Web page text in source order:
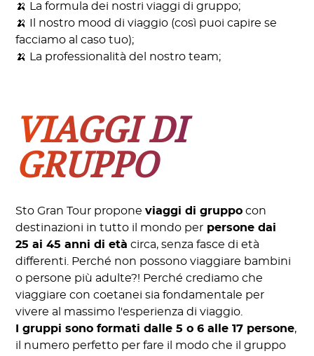
🍌 La formula dei nostri viaggi di gruppo;
🍌 Il nostro mood di viaggio (così puoi capire se
facciamo al caso tuo);
🍌 La professionalità del nostro team;
VIAGGI DI
GRUPPO
Sto Gran Tour proponeviaggi di gruppo con
destinazioni in tutto il mondo per persone dai
25 ai 45 anni di età circa, senza fasce di età
differenti. Perché non possono viaggiare bambini
o persone più adulte?! Perché crediamo che
viaggiare con coetanei sia fondamentale per
vivere al massimo l'esperienza di viaggio.
I gruppi sono formati dalle 5 o 6 alle 17 persone,
il numero perfetto per fare il modo che il gruppo